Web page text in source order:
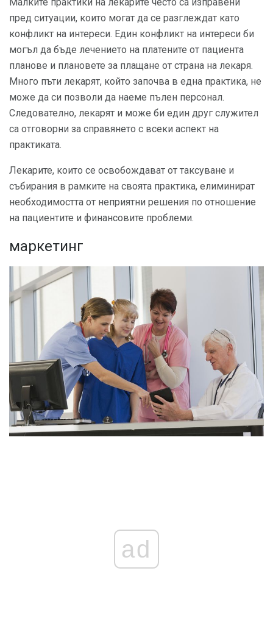
Малките практики на лекарите често са изправени
пред ситуации, които могат да се разглеждат като
конфликт на интереси. Един конфликт на интереси би
могъл да бъде лечението на платените от пациента
планове и плановете за плащане от страна на лекаря.
Много пъти лекарят, който започва в една практика, не
може да си позволи да наеме пълен персонал.
Следователно, лекарят и може би един друг служител
са отговорни за справянето с всеки аспект на
практиката.
Лекарите, които се освобождават от таксуване и
събирания в рамките на своята практика, елиминират
необходимостта от неприятни решения по отношение
на пациентите и финансовите проблеми.
маркетинг
ad